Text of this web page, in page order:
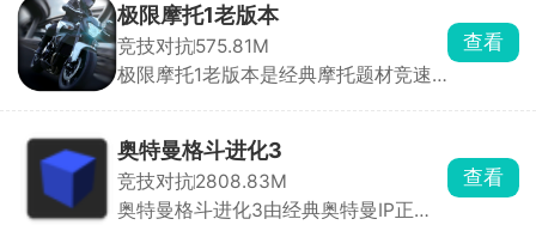
极限摩托1老版本
竞技对抗575.81M
极限摩托1老版本是经典摩托题材竞速
法与专属内容，为玩家准备了数十款风
格经典摩托车型，从轻便越野款到强劲
竞速款一应俱全，涵盖城市街道、山地
坡道、野外赛道等多元环境，让玩家可
查看
奥特曼格斗进化3
竞技对抗2808.83M
奥特曼格斗进化3由经典奥特曼IP正版
查看